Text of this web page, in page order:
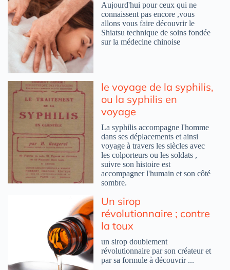
Aujourd'hui pour ceux qui ne
connaissent pas encore ,vous
allons vous faire découvrir le
Shiatsu technique de soins fondée
sur la médecine chinoise
le voyage de la syphilis,
ou la syphilis en
voyage
La syphilis accompagne l'homme
dans ses déplacements et ainsi
voyage à travers les siècles avec
les colporteurs ou les soldats ,
suivre son histoire est
accompagner l'humain et son côté
sombre.
Un sirop
révolutionnaire ; contre
la toux
un sirop doublement
révolutionnaire par son créateur et
par sa formule à découvrir ...